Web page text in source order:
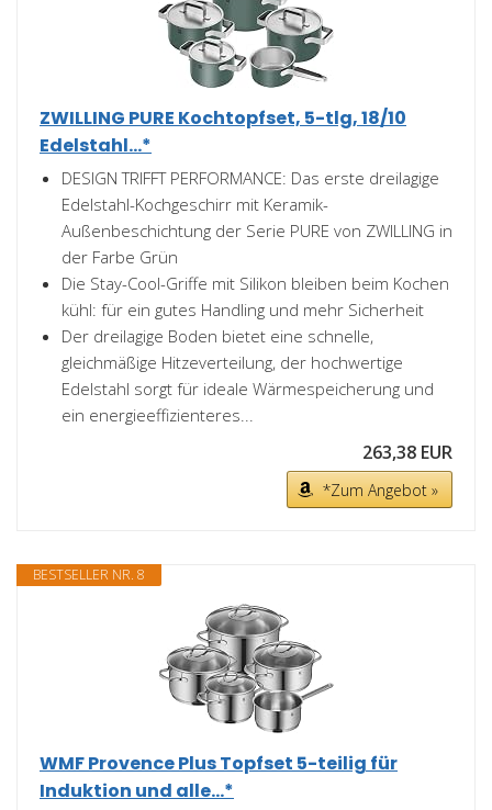
ZWILLING PURE Kochtopfset, 5-tlg, 18/10
Edelstahl...*
DESIGN TRIFFT PERFORMANCE: Das erste dreilagige
Edelstahl-Kochgeschirr mit Keramik-
Außenbeschichtung der Serie PURE von ZWILLING in
der Farbe Grün
Die Stay-Cool-Griffe mit Silikon bleiben beim Kochen
kühl: für ein gutes Handling und mehr Sicherheit
Der dreilagige Boden bietet eine schnelle,
gleichmäßige Hitzeverteilung, der hochwertige
Edelstahl sorgt für ideale Wärmespeicherung und
ein energieeffizienteres...
263,38 EUR
*Zum Angebot »
BESTSELLER NR. 8
WMF Provence Plus Topfset 5-teilig für
Induktion und alle...*